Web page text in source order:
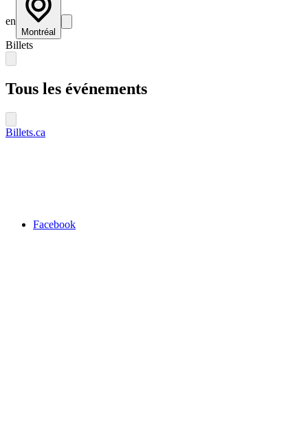
en
Montréal
Billets
Tous les événements
Billets.ca
Facebook